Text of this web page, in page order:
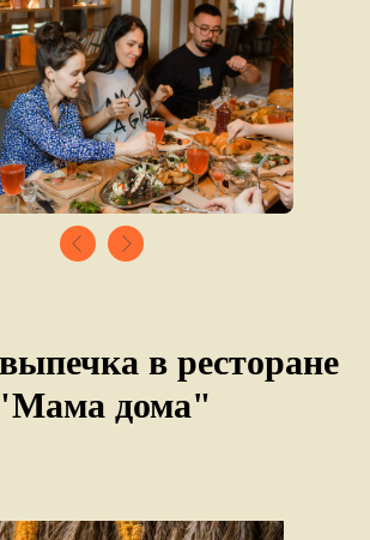
в ресторане
дома"